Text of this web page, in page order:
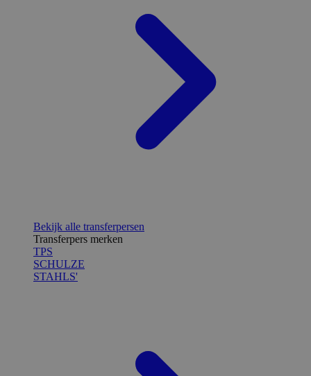
Bekijk alle transferpersen
Transferpers merken
TPS
SCHULZE
STAHLS'